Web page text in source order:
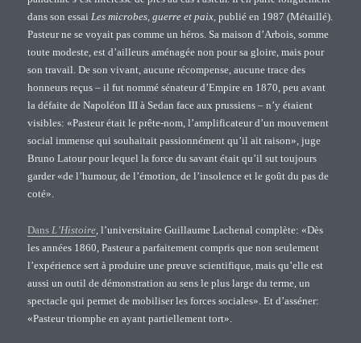
dans son essaiLes microbes, guerre et paix, publié en 1987 (Métaillé).
Pasteur ne se voyait pas comme un héros. Sa maison d’Arbois, somme
toute modeste, est d’ailleurs aménagée non pour sa gloire, mais pour
son travail. De son vivant, aucune récompense, aucune trace des
honneurs reçus – il fut nommé sénateur d’Empire en 1870, peu avant
la défaite de Napoléon III à Sedan face aux prussiens – n’y étaient
visibles: «Pasteur était le prête-nom, l’amplificateur d’un mouvement
social immense qui souhaitait passionnément qu’il ait raison», juge
Bruno Latour pour lequel la force du savant était qu’il sut toujours
garder «de l’humour, de l’émotion, de l’insolence et le goût du pas de
coté».
Dans L’Histoire , l’universitaire Guillaume Lachenal complète: «Dès
les années 1860, Pasteur a parfaitement compris que non seulement
l’expérience sert à produire une preuve scientifique, mais qu’elle est
aussi un outil de démonstration au sens le plus large du terme, un
spectacle qui permet de mobiliser les forces sociales». Et d’asséner:
«Pasteur triomphe en ayant partiellement tort».